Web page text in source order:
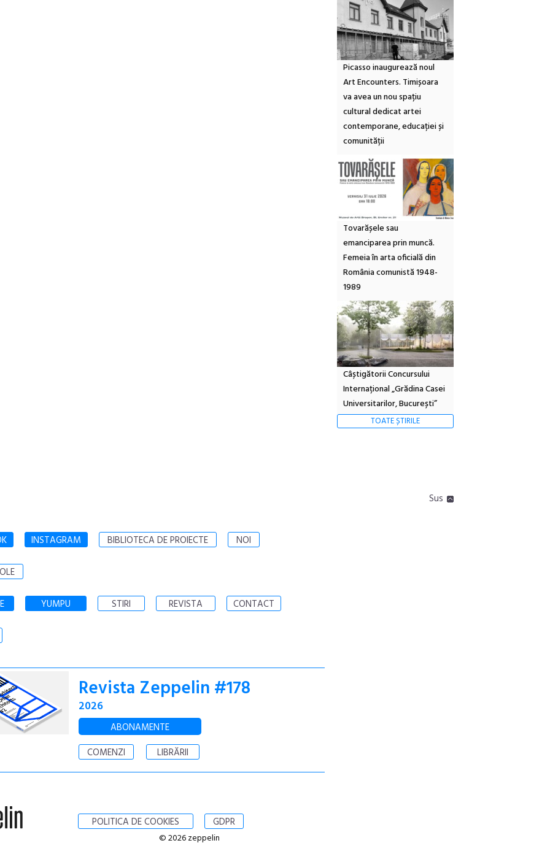
Picasso inaugurează noul
Art Encounters. Timișoara
va avea un nou spațiu
cultural dedicat artei
contemporane, educației și
comunității
Tovarășele sau
emanciparea prin muncă.
Femeia în arta oficială din
România comunistă 1948-
1989
Câștigătorii Concursului
Internațional „Grădina Casei
Universitarilor, București”
TOATE ȘTIRILE
Sus
INSTAGRAM BIBLIOTECA DE PROIECTE NOI
YUMPU STIRI REVISTA CONTACT
Revista Zeppelin #178
2026
ABONAMENTE
COMENZI
LIBRĂRII
POLITICA DE COOKIES GDPR
© 2026 zeppelin